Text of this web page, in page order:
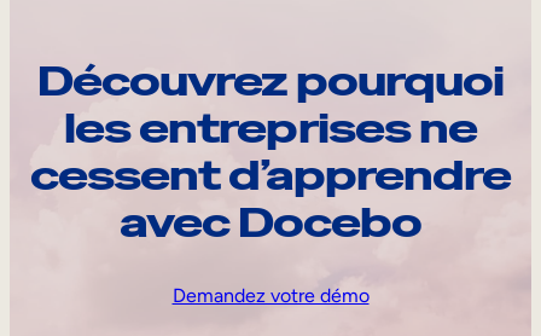
Découvrez pourquoi
les entreprises ne
cessent d’apprendre
avec Docebo
Demandez votre démo